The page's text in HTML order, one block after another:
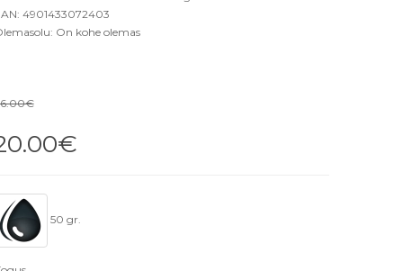
4901433072403
On kohe olemas
50 gr.